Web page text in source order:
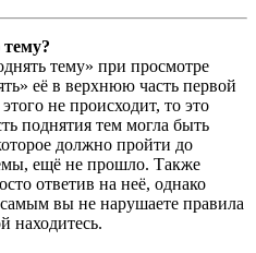
тему» при просмотре
её в верхнюю часть первой
не происходит, то это
поднятия тем могла быть
должно пройти до
ещё не прошло. Также
ответив на неё, однако
самым вы не нарушаете правила
находитесь.